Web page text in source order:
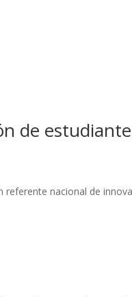
de
referente nacional de